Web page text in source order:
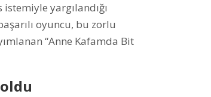
yargılandığı
oyuncu, bu zorlu
“Anne Kafamda Bit